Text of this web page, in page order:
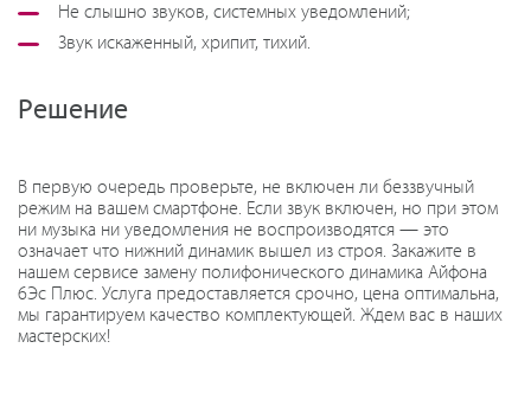
Не слышно звуков, системных уведомлений;
Звук искаженный, хрипит, тихий.
Решение
В первую очередь проверьте, не включен ли беззвучный
режим на вашем смартфоне. Если звук включен, но при этом
ни музыка ни уведомления не воспроизводятся — это
означает что нижний динамик вышел из строя. Закажите в
нашем сервисе замену полифонического динамика Айфона
6Эс Плюс. Услуга предоставляется срочно, цена оптимальна,
мы гарантируем качество комплектующей. Ждем вас в наших
мастерских!